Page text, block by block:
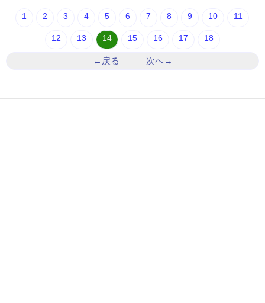
1 2 3 4 5 6 7 8 9 10 11
12 13 14 15 16 17 18
←戻る 次へ→